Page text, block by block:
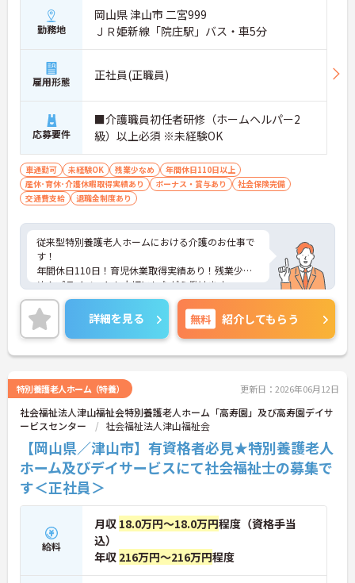
勤務地
岡山県 津山市 二宮999
ＪＲ姫新線「院庄駅」バス・車5分
雇用形態 正社員(正職員)
応募要件
■介護職員初任者研修（ホームヘルパー2
級）以上必須 ※未経験OK
車通勤可 未経験OK 残業少なめ
年間休日110日以上
産休･育休･介護休暇取得実績あり
ボーナス・賞与あり
社会保険完備
交通費支給
退職金制度あり
従来型特別養護老人ホームにおける介護のお仕事で
す！
年間休日110日！育児休業取得実績あり！残業少な
め！プライベートも大切にしながら働けます。
ご興味ある方には、面接対策ポイントなど、さらに
詳細をお話しいたしますのでお気軽にご相談くださ
い。
詳細を見る 無料 紹介してもらう
特別養護老人ホーム（特養） 更新日：2026年06月12日
社会福祉法人津山福祉会特別養護老人ホーム「高寿園」及び高寿園デイサ
ービスセンター
社会福祉法人津山福祉会
【岡山県／津山市】有資格者必見★特別養護老人
ホーム及びデイサービスにて社会福祉士の募集で
す＜正社員＞
給料
月収 18.0万円～18.0万円程度（資格手当
込）
年収 216万円～216万円程度